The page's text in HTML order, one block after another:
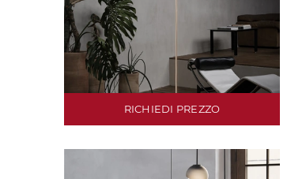
RICHIEDI PREZZO